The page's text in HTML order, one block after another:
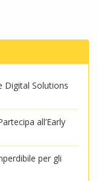
Digital Solutions
all’Early
per gli